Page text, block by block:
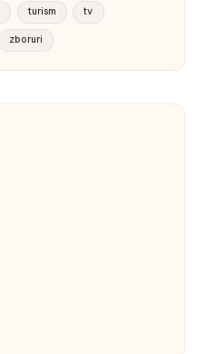
turism tv
zboruri